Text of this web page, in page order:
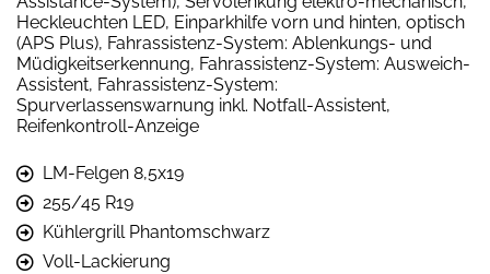
Heckleuchten LED, Einparkhilfe vorn und hinten, optisch
(APS Plus), Fahrassistenz-System: Ablenkungs- und
Müdigkeitserkennung, Fahrassistenz-System: Ausweich-
Assistent, Fahrassistenz-System:
Spurverlassenswarnung inkl. Notfall-Assistent,
Reifenkontroll-Anzeige
LM-Felgen 8,5x19
255/45 R19
Kühlergrill Phantomschwarz
Voll-Lackierung